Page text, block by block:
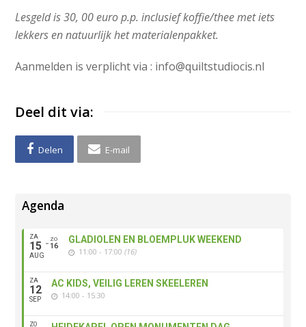
Lesgeld is 30, 00 euro p.p. inclusief koffie/thee met iets
lekkers en natuurlijk het materialenpakket.
Aanmelden is verplicht via : info@quiltstudiocis.nl
Deel dit via:
Delen E-mail
Agenda
ZA
15
AUG
ZO
16
GLADIOLEN EN BLOEMPLUK WEEKEND
11:00 - 17:00(16)
ZA
12
SEP
AC KIDS, VEILIG LEREN SKEELEREN
14:00 - 15:30
ZO